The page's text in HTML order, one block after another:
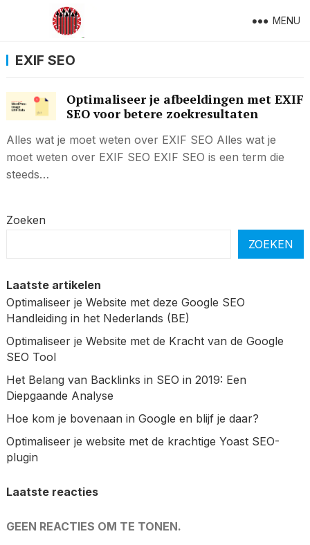
MENU
EXIF SEO
Optimaliseer je afbeeldingen met EXIF
SEO voor betere zoekresultaten
Alles wat je moet weten over EXIF SEO Alles wat je
moet weten over EXIF SEO EXIF SEO is een term die
steeds…
Zoeken
ZOEKEN
Laatste artikelen
Optimaliseer je Website met deze Google SEO
Handleiding in het Nederlands (BE)
Optimaliseer je Website met de Kracht van de Google
SEO Tool
Het Belang van Backlinks in SEO in 2019: Een
Diepgaande Analyse
Hoe kom je bovenaan in Google en blijf je daar?
Optimaliseer je website met de krachtige Yoast SEO-
plugin
Laatste reacties
GEEN REACTIES OM TE TONEN.